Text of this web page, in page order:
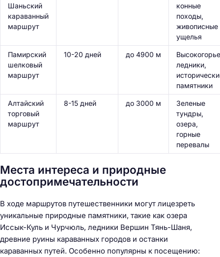
Шаньский
караванный
маршрут
конные
походы,
живописные
ущелья
Памирский
шелковый
маршрут
10-20 дней до 4900 м
ледники,
памятники
Алтайский
торговый
маршрут
8-15 дней до 3000 м
Зеленые
тундры,
озера,
горные
перевалы
Места интереса и природные
достопримечательности
В ходе маршрутов путешественники могут лицезреть
уникальные природные памятники, такие как озера
Иссык-Куль и Чурчюль, ледники Вершин Тянь-Шаня,
древние руины караванных городов и останки
караванных путей. Особенно популярны к посещению:
Н
й
т
и